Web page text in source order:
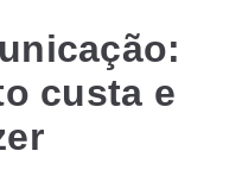
custa e